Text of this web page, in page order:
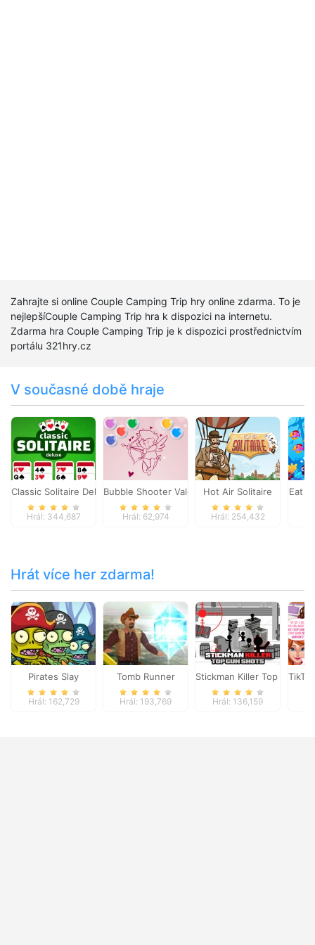
Zahrajte si online Couple Camping Trip hry online zdarma. To je
nejlepšíCouple Camping Trip hra k dispozici na internetu.
Zdarma hra Couple Camping Trip je k dispozici prostřednictvím
portálu 321hry.cz
V současné době hraje
Classic Solitaire Deluxe
Hrál: 344,687
Bubble Shooter Valentine
Hrál: 62,974
Hot Air Solitaire
Hrál: 254,432
Eat
Hrát více her zdarma!
Pirates Slay
Hrál: 162,729
Tomb Runner
Hrál: 193,769
Stickman Killer Top Gun
Hrál: 136,159